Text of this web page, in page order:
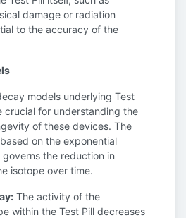
damage or radiation
to the accuracy of the
models underlying Test
crucial for understanding the
of these devices. The
on the exponential
the reduction in
isotope over time.
The activity of the
within the Test Pill decreases